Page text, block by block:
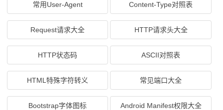
常用User-Agent Content-Type对照表
Request请求大全 HTTP请求头大全
HTTP状态码 ASCII对照表
HTML特殊字符转义 常见端口大全
Bootstrap字体图标 Android Manifest权限大全